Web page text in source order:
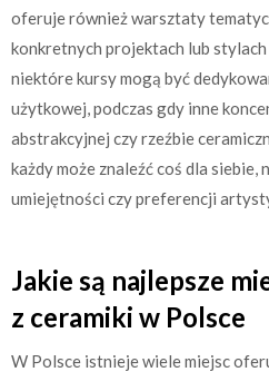
oferuje również warsztaty
konkretnych projektach lub
niektóre kursy mogą być
użytkowej, podczas gdy inne
abstrakcyjnej czy rzeźbie
każdy może znaleźć coś dla siebie,
umiejętności czy preferencji
Jakie są najlepsze
z ceramiki w Polsce
W Polsce istnieje wiele miejsc